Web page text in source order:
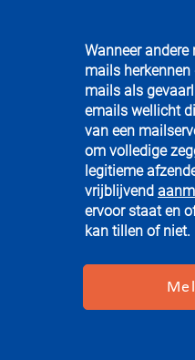
Wanneer
mails
mails als
emails wellicht
van een
om volledige
legitieme
vrijblijvend
ervoor staat en
kan tillen of niet.